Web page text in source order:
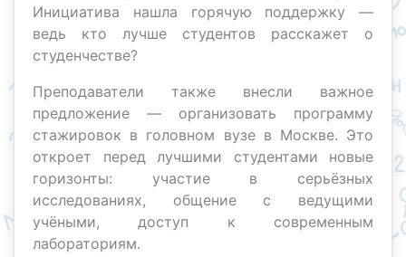
Инициатива нашла горячую поддержку —
ведь кто лучше студентов расскажет о
студенчестве?
Преподаватели также внесли важное
предложение — организовать программу
стажировок в головном вузе в Москве. Это
откроет перед лучшими студентами новые
горизонты: участие в серьёзных
исследованиях, общение с ведущими
учёными, доступ к современным
лабораториям.